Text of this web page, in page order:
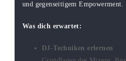
und gegenseitigem Empowerment.
Was dich erwartet:
DJ-Techniken erlernen